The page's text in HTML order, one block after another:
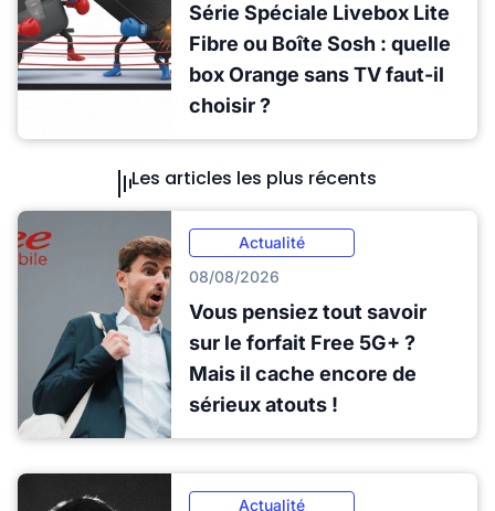
Série Spéciale Livebox Lite
Fibre ou Boîte Sosh : quelle
box Orange sans TV faut-il
choisir ?
Les articles les plus récents
Actualité
08/08/2026
Vous pensiez tout savoir
sur le forfait Free 5G+ ?
Mais il cache encore de
sérieux atouts !
Actualité